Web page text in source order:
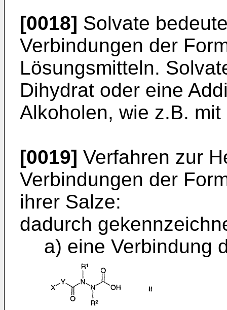
[0018] Solvate
Verbindungen der
Lösungsmitteln.
Dihydrat oder eine
Alkoholen, wie z.B.
[0019] Verfahren zur
Verbindungen der
ihrer Salze:
dadurch
a) eine Verbindung